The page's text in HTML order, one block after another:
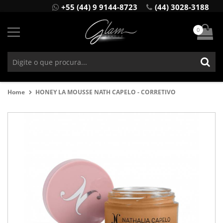
+55 (44) 9 9144-8723 (44) 3028-3188
0
Home HONEY LA MOUSSE NATH CAPELO - CORRETIVO